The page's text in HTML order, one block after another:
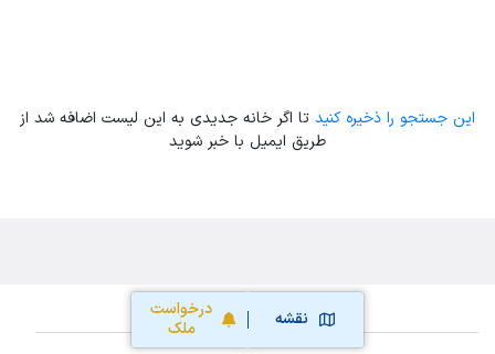
نقشه
درخواست
ملک
این جستجو را ذخیره کنید تا اگر خانه جدیدی به این لیست اضافه شد از
طریق ایمیل با خبر شوید